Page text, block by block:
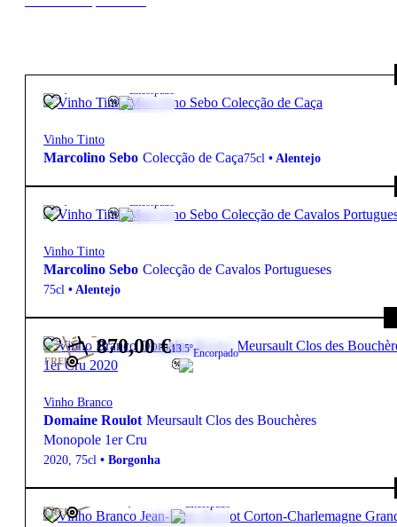
95,00€ Encorpado
Vinho Tinto
Marcolino Sebo Colecção de Caça75cl • Alentejo
95,00€ Encorpado
Vinho Tinto
Marcolino Sebo Colecção de Cavalos Portugueses
75cl • Alentejo
FREE
870,00€13.5ºEncorpado
Vinho Branco
Domaine Roulot Meursault Clos des Bouchères
Monopole 1er Cru
2020, 75cl • Borgonha
FREE
625,00€ Encorpado